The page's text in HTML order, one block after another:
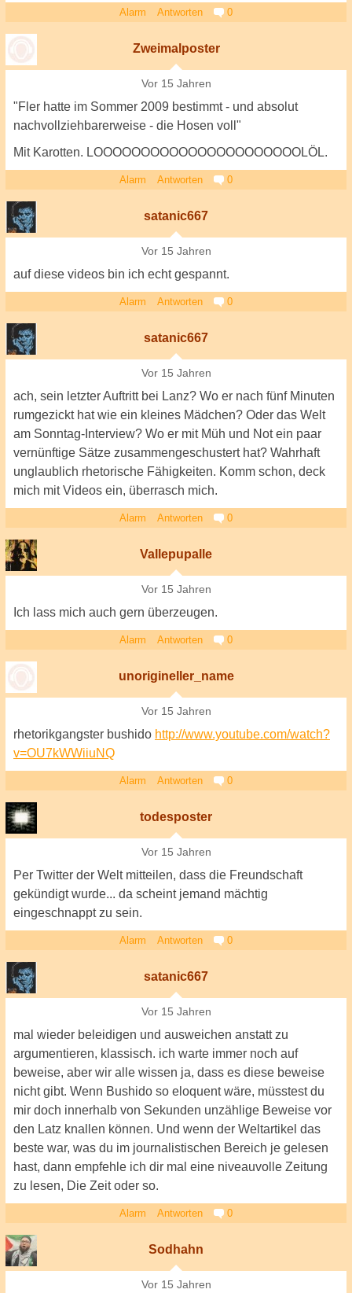
Alarm Antworten 0
Zweimalposter
Vor 15 Jahren
"Fler hatte im Sommer 2009 bestimmt - und absolut
nachvollziehbarerweise - die Hosen voll"
Mit Karotten. LOOOOOOOOOOOOOOOOOOOOOOLÖL.
Alarm Antworten 0
satanic667
Vor 15 Jahren
auf diese videos bin ich echt gespannt.
Alarm Antworten 0
satanic667
Vor 15 Jahren
ach, sein letzter Auftritt bei Lanz? Wo er nach fünf Minuten
rumgezickt hat wie ein kleines Mädchen? Oder das Welt
am Sonntag-Interview? Wo er mit Müh und Not ein paar
vernünftige Sätze zusammengeschustert hat? Wahrhaft
unglaublich rhetorische Fähigkeiten. Komm schon, deck
mich mit Videos ein, überrasch mich.
Alarm Antworten 0
Vallepupalle
Vor 15 Jahren
Ich lass mich auch gern überzeugen.
Alarm Antworten 0
unorigineller_name
Vor 15 Jahren
rhetorikgangster bushido http://www.youtube.com/watch?
v=OU7kWWiiuNQ
Alarm Antworten 0
todesposter
Vor 15 Jahren
Per Twitter der Welt mitteilen, dass die Freundschaft
gekündigt wurde... da scheint jemand mächtig
eingeschnappt zu sein.
Alarm Antworten 0
satanic667
Vor 15 Jahren
mal wieder beleidigen und ausweichen anstatt zu
argumentieren, klassisch. ich warte immer noch auf
beweise, aber wir alle wissen ja, dass es diese beweise
nicht gibt. Wenn Bushido so eloquent wäre, müsstest du
mir doch innerhalb von Sekunden unzählige Beweise vor
den Latz knallen können. Und wenn der Weltartikel das
beste war, was du im journalistischen Bereich je gelesen
hast, dann empfehle ich dir mal eine niveauvolle Zeitung
zu lesen, Die Zeit oder so.
Alarm Antworten 0
Sodhahn
Vor 15 Jahren